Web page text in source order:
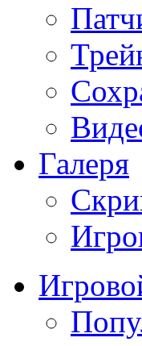
Галеря